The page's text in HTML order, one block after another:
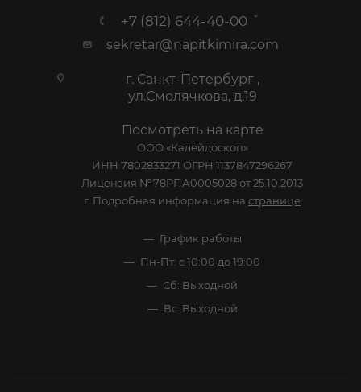
+7 (812) 644-40-00
sekretar@napitkimira.com
г. Санкт-Петербург ,
ул.Смолячкова, д.19
Посмотреть на карте
ООО «Калейдоскоп»
ИНН 7802833271 ОГРН 1137847296267
Лицензия №78РПА0005028 от 25.10.2013
г. Подробная информация на странице
График работы
Пн-Пт: с 10:00 до 19:00
Сб: Выходной
Вс: Выходной